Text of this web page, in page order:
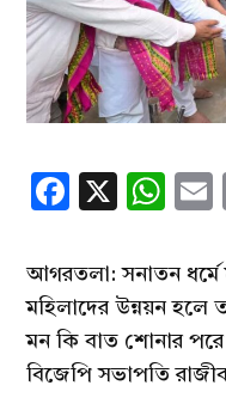
X
আগরতলা: সনাতন ধর্মে
মহিলাদের উন্নয়ন হলে
মন কি বাত শোনার
বিজেপি সভাপতি রাজীব